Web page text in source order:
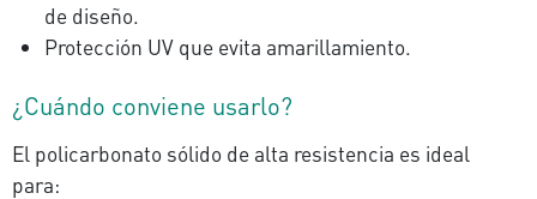
de diseño.
Protección UV que evita amarillamiento.
¿Cuándo conviene usarlo?
El policarbonato sólido de alta resistencia es ideal
para: